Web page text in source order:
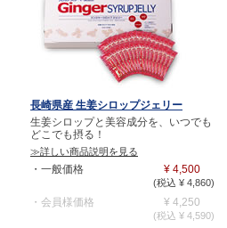
長崎県産 生姜シロップジェリー
生姜シロップと美容成分を、いつでも
どこでも摂る！
≫詳しい商品説明を見る
・一般価格 ¥ 4,500
(税込 ¥ 4,860)
・会員様価格 ¥ 4,250
(税込 ¥ 4,590)